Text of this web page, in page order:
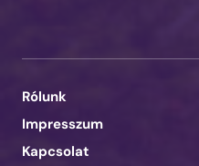
Rólunk
Impresszum
Kapcsolat